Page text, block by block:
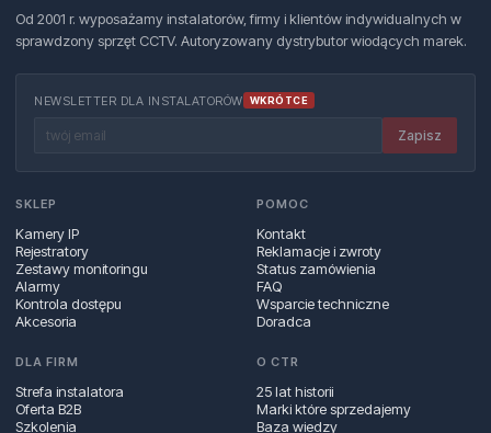
Od 2001 r. wyposażamy instalatorów, firmy i klientów indywidualnych w
sprawdzony sprzęt CCTV. Autoryzowany dystrybutor wiodących marek.
NEWSLETTER DLA INSTALATORÓW WKRÓTCE
Zapisz
SKLEP
Kamery IP
Rejestratory
Zestawy monitoringu
Alarmy
Kontrola dostępu
Akcesoria
POMOC
Kontakt
Reklamacje i zwroty
Status zamówienia
FAQ
Wsparcie techniczne
Doradca
DLA FIRM
Strefa instalatora
Oferta B2B
Szkolenia
O CTR
25 lat historii
Marki które sprzedajemy
Baza wiedzy